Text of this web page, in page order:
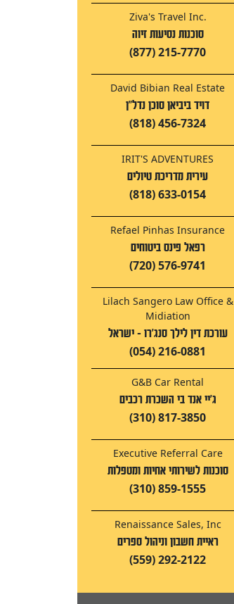
Ziva's Travel Inc.
סוכנות נסיעות זיוה
(877) 215-7770
David Bibian Real Estate
דויד ביביאן סוכן נדל"ן
(818) 456-7324
IRIT'S ADVENTURES
עירית מדריכת טיולים
(818) 633-0154
Refael Pinhas Insurance
רפאל פינס ביטוחים
(720) 576-9741
Lilach Sangero Law Office &
Midiation
עורכת דין לילך סנג'רו - ישראל
(054) 216-0881
G&B Car Rental
ג'יי אנד בי השכרת רכבים
(310) 817-3850
Executive Referral Care
סוכנות לשירותי אחיות ומטפלות
(310) 859-1555
Renaissance Sales, Inc
ראיית חשבון וניהול ספרים
(559) 292-2122